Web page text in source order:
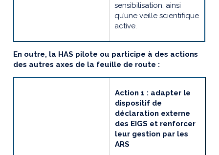
sensibilisation, ainsi
qu’une veille scientifique
active.
En outre, la HAS pilote ou participe à des actions
des autres axes de la feuille de route :
Action 1 : adapter le
dispositif de
déclaration externe
des EIGS et renforcer
leur gestion par les
ARS